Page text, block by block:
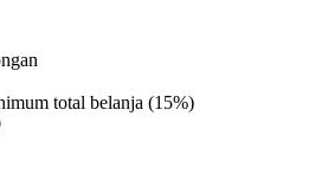
total belanja (15%)